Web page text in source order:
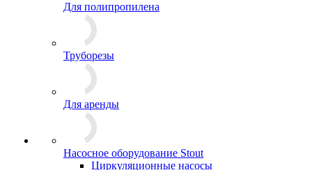
Для полипропилена
Труборезы
Для аренды
Насосное оборудование Stout
Циркуляционные насосы